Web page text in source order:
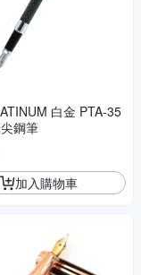
白金 PTA-35
鋼筆
加入購物車